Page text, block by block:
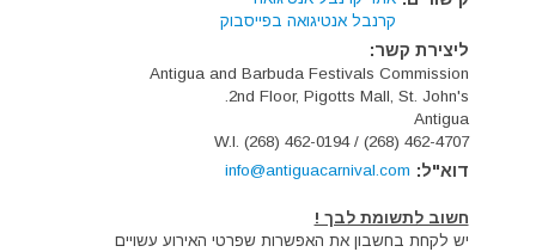
קרנבל אנטיגואה בפייסבוק
ליצירת קשר:
Antigua and Barbuda Festivals Commission
2nd Floor, Pigotts Mall, St. John's.
Antigua
W.I. (268) 462-0194 / (268) 462-4707
דוא"ל: info@antiguacarnival.com
חשוב לתשומת לבך !
יש לקחת בחשבון את האפשרות שפרטי האירוע עשויים